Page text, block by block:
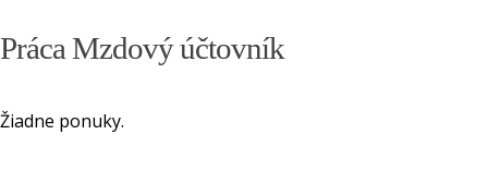
Práca Mzdový účtovník
Žiadne ponuky.